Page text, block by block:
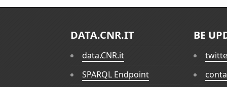
DATA.CNR.IT
data.CNR.it
SPARQL Endpoint
BE